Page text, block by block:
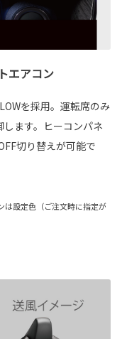
エアコン
を採用。運転席のみ
ます。ヒーコンパネ
切り替えが可能で
設定色（ご注文時に指定が